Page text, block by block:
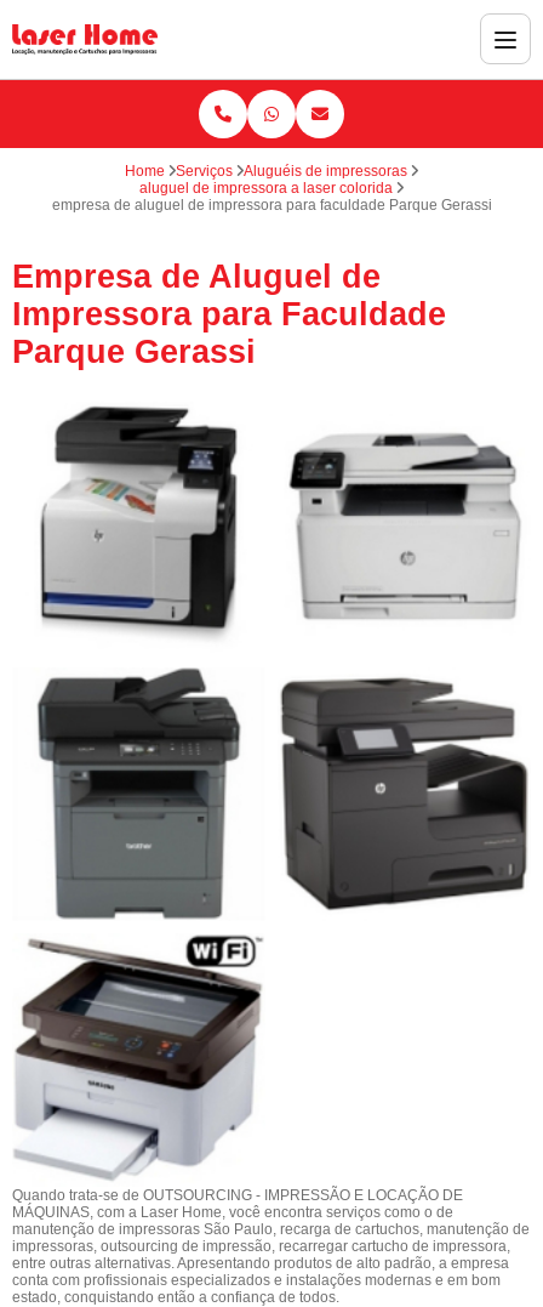
Home Serviços
Aluguéis de impressoras
aluguel de impressora a laser colorida
empresa de aluguel de impressora para faculdade Parque Gerassi
Empresa de Aluguel de
Impressora para Faculdade
Parque Gerassi
Quando trata-se de OUTSOURCING - IMPRESSÃO E LOCAÇÃO DE
MÁQUINAS, com a Laser Home, você encontra serviços como o de
manutenção de impressoras São Paulo, recarga de cartuchos, manutenção de
impressoras, outsourcing de impressão, recarregar cartucho de impressora,
entre outras alternativas. Apresentando produtos de alto padrão, a empresa
conta com profissionais especializados e instalações modernas e em bom
estado, conquistando então a confiança de todos.